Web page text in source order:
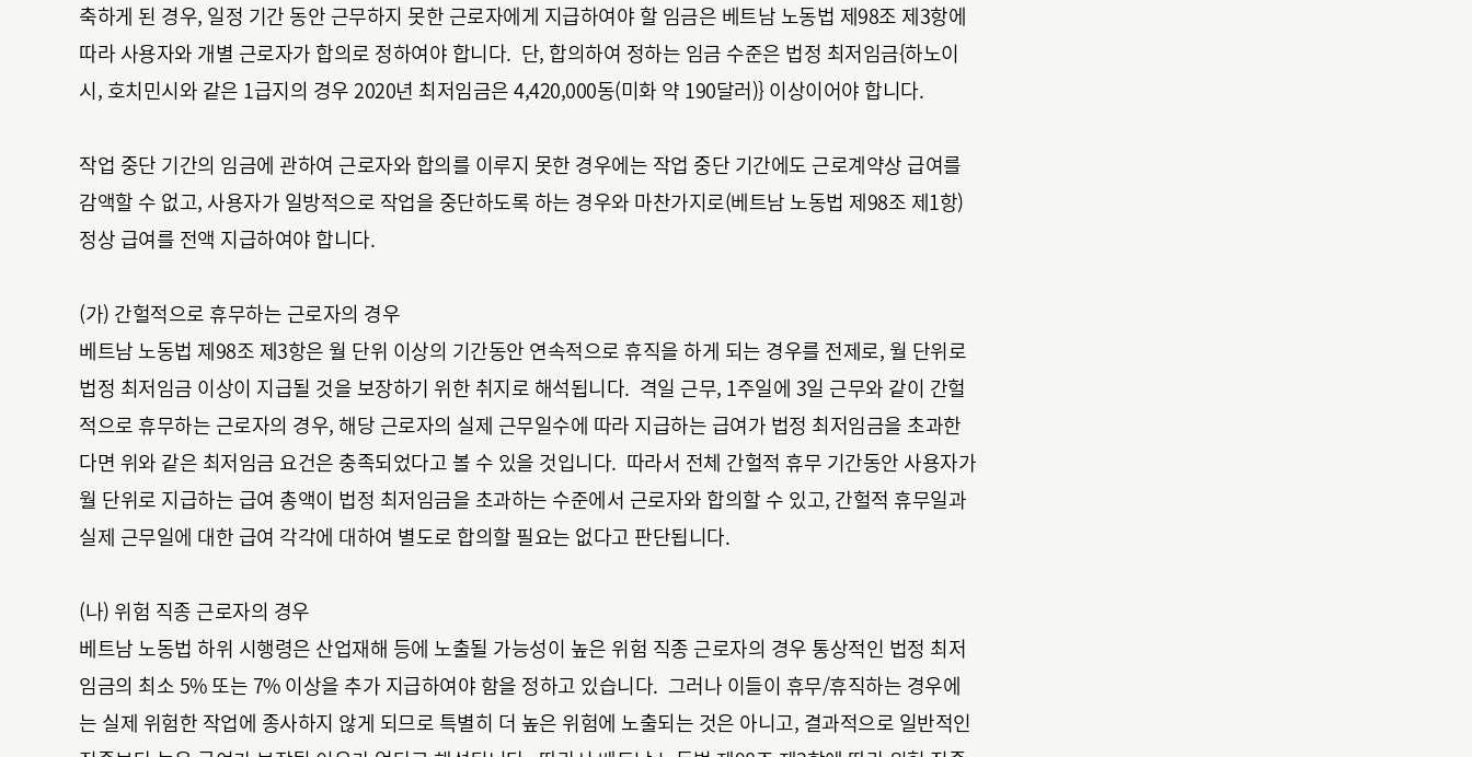
축하게 된 경우, 일정 기간 동안 근무하지 못한 근로자에게 지급하여야 할 임금은 베트남 노동법 제98조 제3항에
따라 사용자와 개별 근로자가 합의로 정하여야 합니다. 단, 합의하여 정하는 임금 수준은 법정 최저임금{하노이
시, 호치민시와 같은 1급지의 경우 2020년 최저임금은 4,420,000동(미화 약 190달러)} 이상이어야 합니다.
작업 중단 기간의 임금에 관하여 근로자와 합의를 이루지 못한 경우에는 작업 중단 기간에도 근로계약상 급여를
감액할 수 없고, 사용자가 일방적으로 작업을 중단하도록 하는 경우와 마찬가지로(베트남 노동법 제98조 제1항)
정상 급여를 전액 지급하여야 합니다.
(가) 간헐적으로 휴무하는 근로자의 경우
베트남 노동법 제98조 제3항은 월 단위 이상의 기간동안 연속적으로 휴직을 하게 되는 경우를 전제로, 월 단위로
법정 최저임금 이상이 지급될 것을 보장하기 위한 취지로 해석됩니다. 격일 근무, 1주일에 3일 근무와 같이 간헐
적으로 휴무하는 근로자의 경우, 해당 근로자의 실제 근무일수에 따라 지급하는 급여가 법정 최저임금을 초과한
다면 위와 같은 최저임금 요건은 충족되었다고 볼 수 있을 것입니다. 따라서 전체 간헐적 휴무 기간동안 사용자가
월 단위로 지급하는 급여 총액이 법정 최저임금을 초과하는 수준에서 근로자와 합의할 수 있고, 간헐적 휴무일과
실제 근무일에 대한 급여 각각에 대하여 별도로 합의할 필요는 없다고 판단됩니다.
(나) 위험 직종 근로자의 경우
베트남 노동법 하위 시행령은 산업재해 등에 노출될 가능성이 높은 위험 직종 근로자의 경우 통상적인 법정 최저
임금의 최소 5% 또는 7% 이상을 추가 지급하여야 함을 정하고 있습니다. 그러나 이들이 휴무/휴직하는 경우에
는 실제 위험한 작업에 종사하지 않게 되므로 특별히 더 높은 위험에 노출되는 것은 아니고, 결과적으로 일반적인